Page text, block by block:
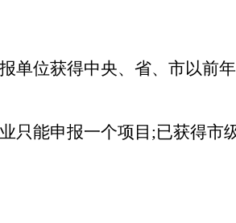
单位获得中央、省、市以前
只能申报一个项目;已获得市